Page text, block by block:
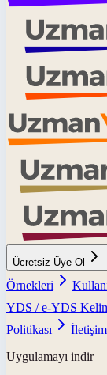
Ücretsiz Üye Ol
Örnekleri
YDS / e-YDS
Politikası
Uygulamayı indir